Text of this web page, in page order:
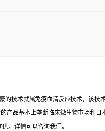
的技术就属免疫血清反应技术，该
品基本上垄断临床微生物市场和日
。详情可以咨询我们。